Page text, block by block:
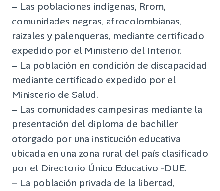
– Las poblaciones indígenas, Rrom,
comunidades negras, afrocolombianas,
raizales y palenqueras, mediante certificado
expedido por el Ministerio del Interior.
– La población en condición de discapacidad
mediante certificado expedido por el
Ministerio de Salud.
– Las comunidades campesinas mediante la
presentación del diploma de bachiller
otorgado por una institución educativa
ubicada en una zona rural del país clasificado
por el Directorio Único Educativo -DUE.
– La población privada de la libertad,